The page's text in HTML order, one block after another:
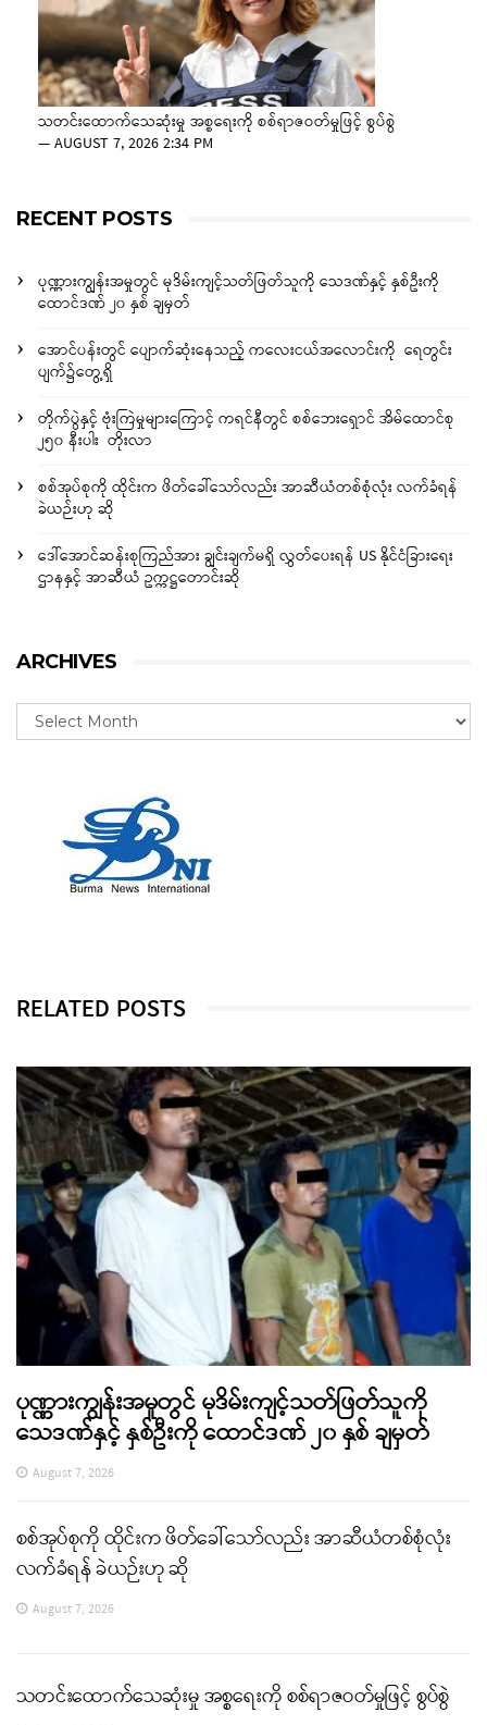
သတင်းထောက်သေဆုံးမှု အစ္စရေးကို စစ်ရာဇဝတ်မှုဖြင့် စွပ်စွဲ
—AUGUST 7, 2026 2:34 PM
RECENT POSTS
ပုဏ္ဏားကျွန်းအမှုတွင် မုဒိမ်းကျင့်သတ်ဖြတ်သူကို သေဒဏ်နှင့် နှစ်ဦးကို
ထောင်ဒဏ် ၂၀ နှစ် ချမှတ်
အောင်ပန်းတွင် ပျောက်ဆုံးနေသည့် ကလေးငယ်အလောင်းကို ရေတွင်း
ပျက်၌တွေ့ရှိ
တိုက်ပွဲနှင့် ဗုံးကြဲမှုများကြောင့် ကရင်နီတွင် စစ်ဘေးရှောင် အိမ်ထောင်စု
၂၅၀ နီးပါး တိုးလာ
စစ်အုပ်စုကို ထိုင်းက ဖိတ်ခေါ်သော်လည်း အာဆီယံတစ်စုံလုံး လက်ခံရန်
ခဲယဉ်းဟု ဆို
ဒေါ်အောင်ဆန်းစုကြည်အား ချွင်းချက်မရှိ လွှတ်ပေးရန် US နိုင်ငံခြားရေး
ဌာနနှင့် အာဆီယံ ဥက္ကဋ္ဌတောင်းဆို
ARCHIVES
RELATED POSTS
ပုဏ္ဏားကျွန်းအမှုတွင် မုဒိမ်းကျင့်သတ်ဖြတ်သူကို
သေဒဏ်နှင့် နှစ်ဦးကို ထောင်ဒဏ် ၂၀ နှစ် ချမှတ်
August 7, 2026
စစ်အုပ်စုကို ထိုင်းက ဖိတ်ခေါ်သော်လည်း အာဆီယံတစ်စုံလုံး
လက်ခံရန် ခဲယဉ်းဟု ဆို
August 7, 2026
သတင်းထောက်သေဆုံးမှု အစ္စရေးကို စစ်ရာဇဝတ်မှုဖြင့် စွပ်စွဲ